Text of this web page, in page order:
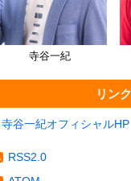
寺谷一紀
リンク
寺谷一紀オフィシャルHP
RSS2.0